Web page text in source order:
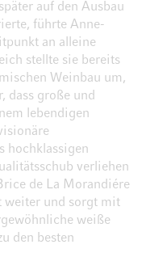
auf den Ausbau
führte Anne-
an alleine
stellte sie bereits
Weinbau um,
dass große und
lebendigen
hochklassigen
verliehen
de La Morandiére
weiter und sorgt mit
weiße
den besten